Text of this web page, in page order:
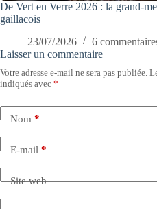
De Vert en Verre 2026 : la grand-
gaillacois
23/07/2026
6
Laisser un commentaire
Votre adresse e-mail ne sera pas publiée.
indiqués avec *
Nom*
E-mail*
Site web